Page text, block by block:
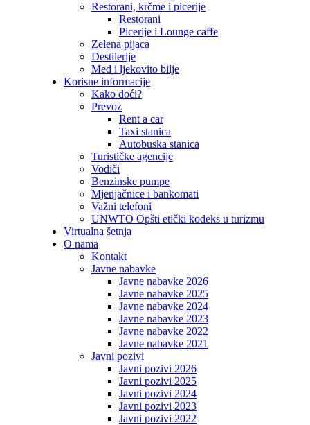
Restorani, krčme i picerije
Restorani
Picerije i Lounge caffe
Zelena pijaca
Destilerije
Med i ljekovito bilje
Korisne informacije
Kako doći?
Prevoz
Rent a car
Taxi stanica
Autobuska stanica
Turističke agencije
Vodiči
Benzinske pumpe
Mjenjačnice i bankomati
Važni telefoni
UNWTO Opšti etički kodeks u turizmu
Virtualna šetnja
O nama
Kontakt
Javne nabavke
Javne nabavke 2026
Javne nabavke 2025
Javne nabavke 2024
Javne nabavke 2023
Javne nabavke 2022
Javne nabavke 2021
Javni pozivi
Javni pozivi 2026
Javni pozivi 2025
Javni pozivi 2024
Javni pozivi 2023
Javni pozivi 2022